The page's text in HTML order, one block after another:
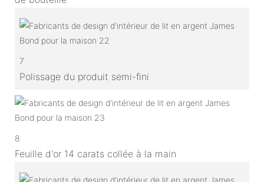
7
Polissage du produit semi-fini
8
Feuille d'or 14 carats collée à la main